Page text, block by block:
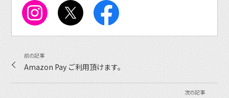
Amazon Pay ご利用頂けます。